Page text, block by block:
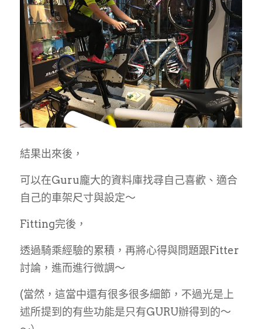
結果出來後，
可以在Guru龐大的資料庫找尋自己喜歡、適合
自己的車架尺寸與設定～
Fitting完後，
透過騎乘經驗的累積，再將心得與問題跟Fitter
討論，進而進行微調～
(當然，這當中還有很多很多細節，不過光是上
述所提到的有些功能是只有GURU辦得到的～